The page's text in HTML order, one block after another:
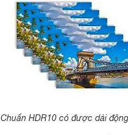
Chuẩn HDR10 có được dải